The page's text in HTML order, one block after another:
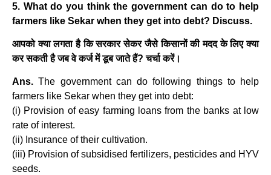
5. What do you think the government can do to help
farmers like Sekar when they get into debt? Discuss.
आपको क्या लगता है कि सरकार सेकर जैसे किसानों की मदद के लिए क्या
कर सकती है जब वे कर्ज में डूब जाते हैं? चर्चा करें।
Ans. The government can do following things to help
farmers like Sekar when they get into debt:
(i) Provision of easy farming loans from the banks at low
rate of interest.
(ii) Insurance of their cultivation.
(iii) Provision of subsidised fertilizers, pesticides and HYV
seeds.